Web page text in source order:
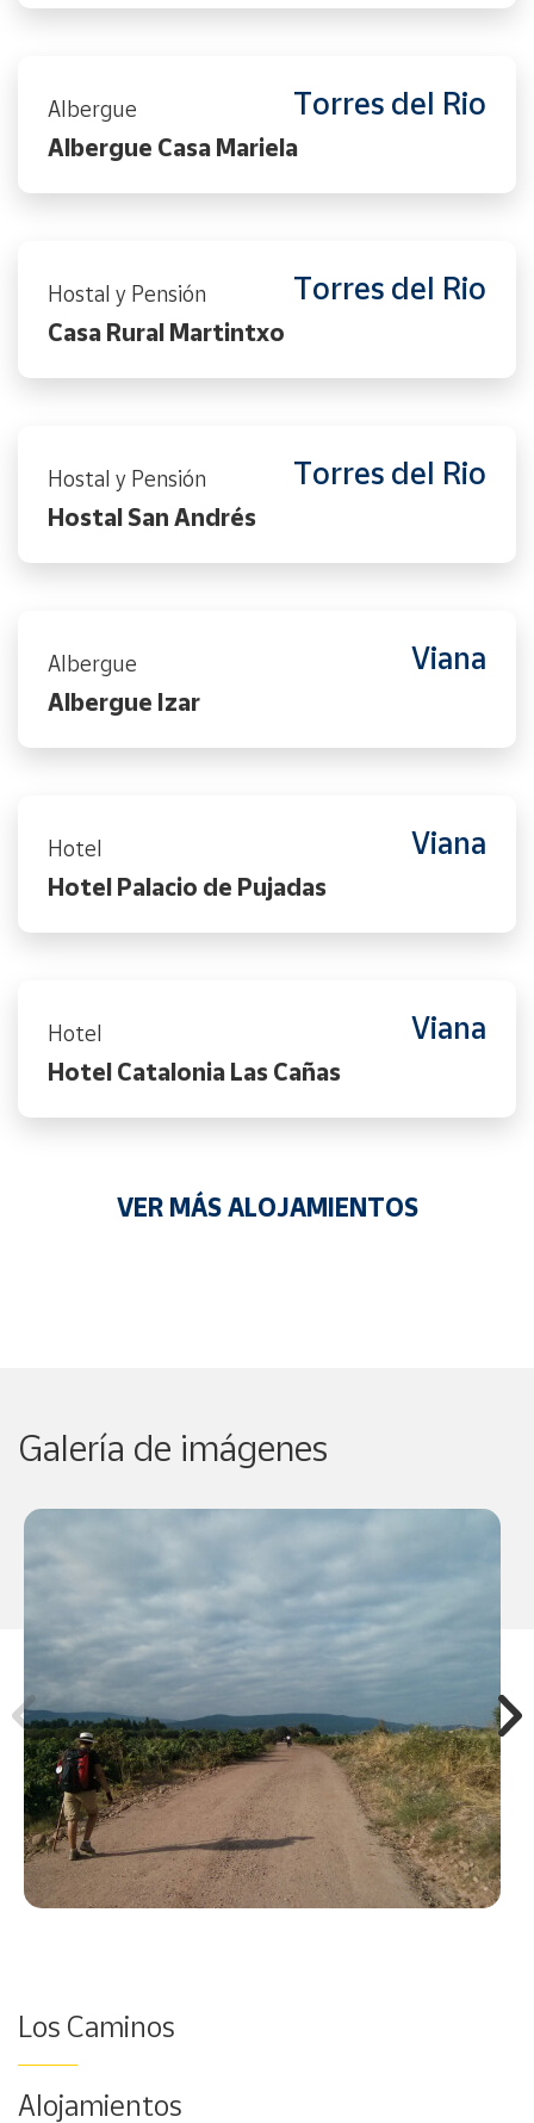
Albergue Torres del Rio
Albergue Casa Mariela
Hostal y Pensión Torres del Rio
Casa Rural Martintxo
Hostal y Pensión Torres del Rio
Hostal San Andrés
Albergue Viana
Albergue Izar
Hotel Viana
Hotel Palacio de Pujadas
Hotel Viana
Hotel Catalonia Las Cañas
VER MÁS ALOJAMIENTOS
Galería de imágenes
Los Caminos
Alojamientos